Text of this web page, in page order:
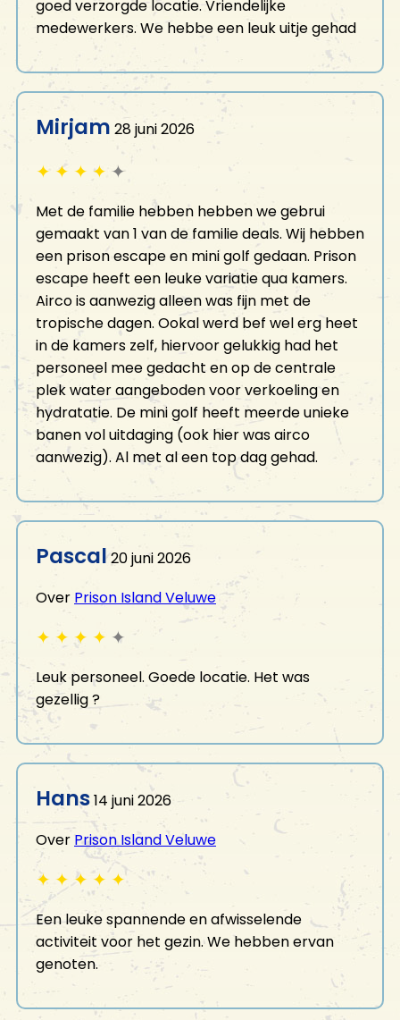
goed verzorgde locatie. Vriendelijke
medewerkers. We hebbe een leuk uitje gehad
Mirjam 28 juni 2026
✦ ✦ ✦ ✦ ✦
Met de familie hebben hebben we gebrui
gemaakt van 1 van de familie deals. Wij hebben
een prison escape en mini golf gedaan. Prison
escape heeft een leuke variatie qua kamers.
Airco is aanwezig alleen was fijn met de
tropische dagen. Ookal werd bef wel erg heet
in de kamers zelf, hiervoor gelukkig had het
personeel mee gedacht en op de centrale
plek water aangeboden voor verkoeling en
hydratatie. De mini golf heeft meerde unieke
banen vol uitdaging (ook hier was airco
aanwezig). Al met al een top dag gehad.
Pascal20 juni 2026
Over Prison Island Veluwe
✦ ✦ ✦ ✦ ✦
Leuk personeel. Goede locatie. Het was
gezellig ?
Hans14 juni 2026
Over Prison Island Veluwe
✦ ✦ ✦ ✦ ✦
Een leuke spannende en afwisselende
activiteit voor het gezin. We hebben ervan
genoten.